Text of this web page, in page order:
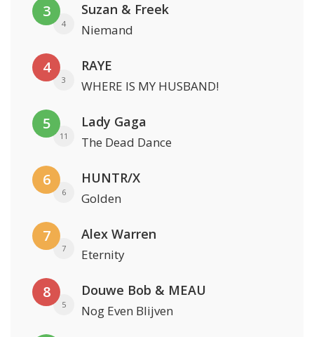
3
4
Suzan & Freek
Niemand
4
3
RAYE
WHERE IS MY HUSBAND!
5
11
Lady Gaga
The Dead Dance
6
6
HUNTR/X
Golden
7
7
Alex Warren
Eternity
8
5
Douwe Bob & MEAU
Nog Even Blijven